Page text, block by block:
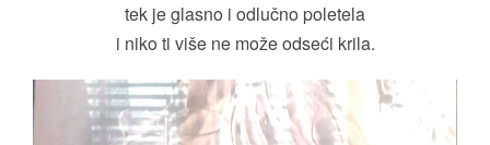
tek je glasno i odlučno poletela
i niko ti više ne može odseći krila.